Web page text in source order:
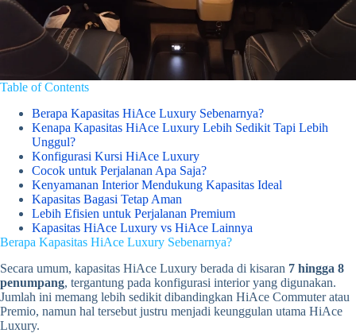
Table of Contents
Berapa Kapasitas HiAce Luxury Sebenarnya?
Kenapa Kapasitas HiAce Luxury Lebih Sedikit Tapi Lebih
Unggul?
Konfigurasi Kursi HiAce Luxury
Cocok untuk Perjalanan Apa Saja?
Kenyamanan Interior Mendukung Kapasitas Ideal
Kapasitas Bagasi Tetap Aman
Lebih Efisien untuk Perjalanan Premium
Kapasitas HiAce Luxury vs HiAce Lainnya
Berapa Kapasitas HiAce Luxury Sebenarnya?
Secara umum, kapasitas HiAce Luxury berada di kisaran 7 hingga 8
penumpang, tergantung pada konfigurasi interior yang digunakan.
Jumlah ini memang lebih sedikit dibandingkan HiAce Commuter atau
Premio, namun hal tersebut justru menjadi keunggulan utama HiAce
Luxury.